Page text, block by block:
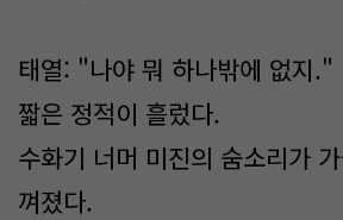
태열: "나야 뭐 하나밖에 없지."
짧은 정적이 흘렀다.
수화기 너머 미진의 숨소리가
껴졌다.